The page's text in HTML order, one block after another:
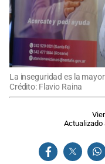
La inseguridad es la
Crédito: Flavio Raina
Actualizado